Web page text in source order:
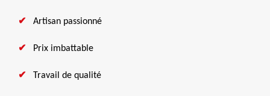
Artisan passionné
Prix imbattable
Travail de qualité